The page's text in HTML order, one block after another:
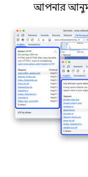
আপনার